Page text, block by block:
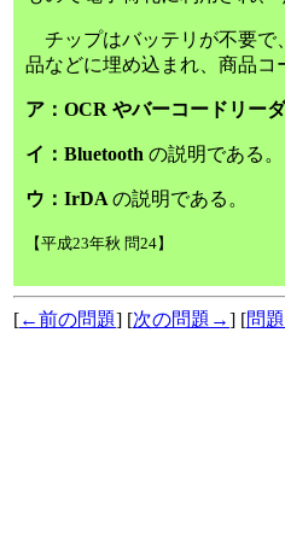
チップはバッテリが不要で
品などに埋め込まれ、商品
ア：OCR やバーコードリーダ
イ：Bluetooth の説明である。
ウ：IrDA の説明である。
【平成23年秋 問24】
[←前の問題] [次の問題→] [問